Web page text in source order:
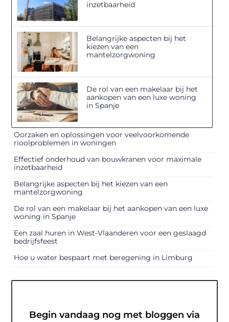
inzetbaarheid
Belangrijke aspecten bij het
kiezen van een
mantelzorgwoning
De rol van een makelaar bij het
aankopen van een luxe woning
in Spanje
Oorzaken en oplossingen voor veelvoorkomende
rioolproblemen in woningen
Effectief onderhoud van bouwkranen voor maximale
inzetbaarheid
Belangrijke aspecten bij het kiezen van een
mantelzorgwoning
De rol van een makelaar bij het aankopen van een luxe
woning in Spanje
Een zaal huren in West-Vlaanderen voor een geslaagd
bedrijfsfeest
Hoe u water bespaart met beregening in Limburg
Begin vandaag nog met bloggen via